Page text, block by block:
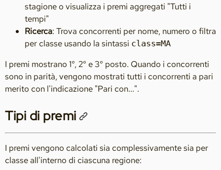
stagione o visualizza i premi aggregati "Tutti i
tempi"
Ricerca: Trova concorrenti per nome, numero o filtra
per classe usando la sintassi class=MA
I premi mostrano 1°, 2° e 3° posto. Quando i concorrenti
sono in parità, vengono mostrati tutti i concorrenti a pari
merito con l'indicazione "Pari con...".
Tipi di premi
I premi vengono calcolati sia complessivamente sia per
classe all'interno di ciascuna regione: